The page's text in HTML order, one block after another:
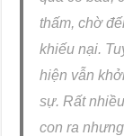
thấm, chờ
khiếu nại.
hiện vẫn
sự. Rất
con ra